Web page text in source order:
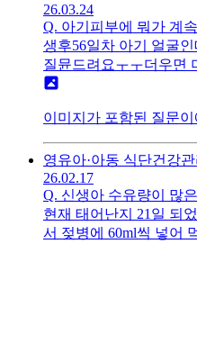
26.03.24
Q. 아기피부에 뭐가 계
생후56일차 아기 얼굴
질뮨드려요ㅜㅜ더우면
은기는 많이 사라지는
기도 돌아요.몸엔 없고
넘 걱정인데단순 태열
고 당장 병원 가야하는
이미지가 포함된 질문이
영유아·아동 식단건강관
26.02.17
Q. 신생아 수유량이 많
현재 태어난지 21일 되
서 젖병에 60ml씩 넣어